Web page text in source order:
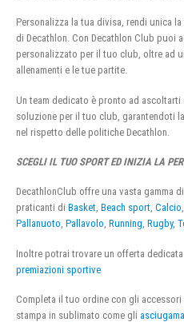
Personalizza la tua divisa, rendi unica
di Decathlon. Con Decathlon Club puoi
personalizzato per il tuo club, oltre ad
allenamenti e le tue partite.
Un team dedicato è pronto ad
soluzione per il tuo club, garantendoti
nel rispetto delle politiche Decathlon.
SCEGLI IL TUO SPORT ED INIZIA LA
DecathlonClub offre una vasta gamma
praticanti di Basket, Beach sport, Calcio,
Pallanuoto, Pallavolo, Running, Rugby,
Inoltre potrai trovare un offerta
premiazioni sportive
Completa il tuo ordine con gli
stampa in sublimato come gli